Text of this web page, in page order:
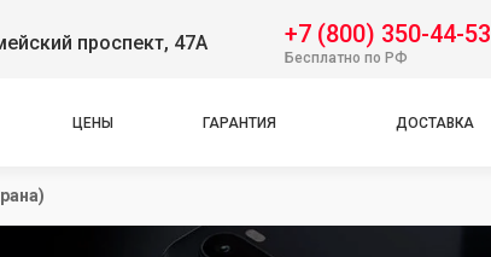
проспект, 47А +7 (800) 350-44-53
Бесплатно по РФ
ЦЕНЫ ГАРАНТИЯ ДОСТАВКА